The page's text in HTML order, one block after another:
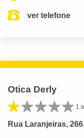
ver telefone
Otica Derly
1
Rua Laranjeiras,